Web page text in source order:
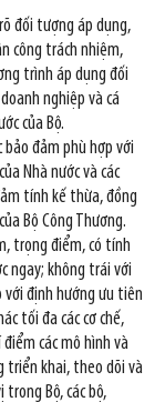
đối tượng áp dụng,
công trách nhiệm,
trình áp dụng đối
nghiệp và cá
của Bộ.
đảm phù hợp với
Nhà nước và các
tính kế thừa, đồng
Bộ Công Thương.
trọng điểm, có tính
ngay; không trái với
với định hướng ưu tiên
tối đa các cơ chế,
các mô hình và
triển khai, theo dõi và
Bộ, các bộ,